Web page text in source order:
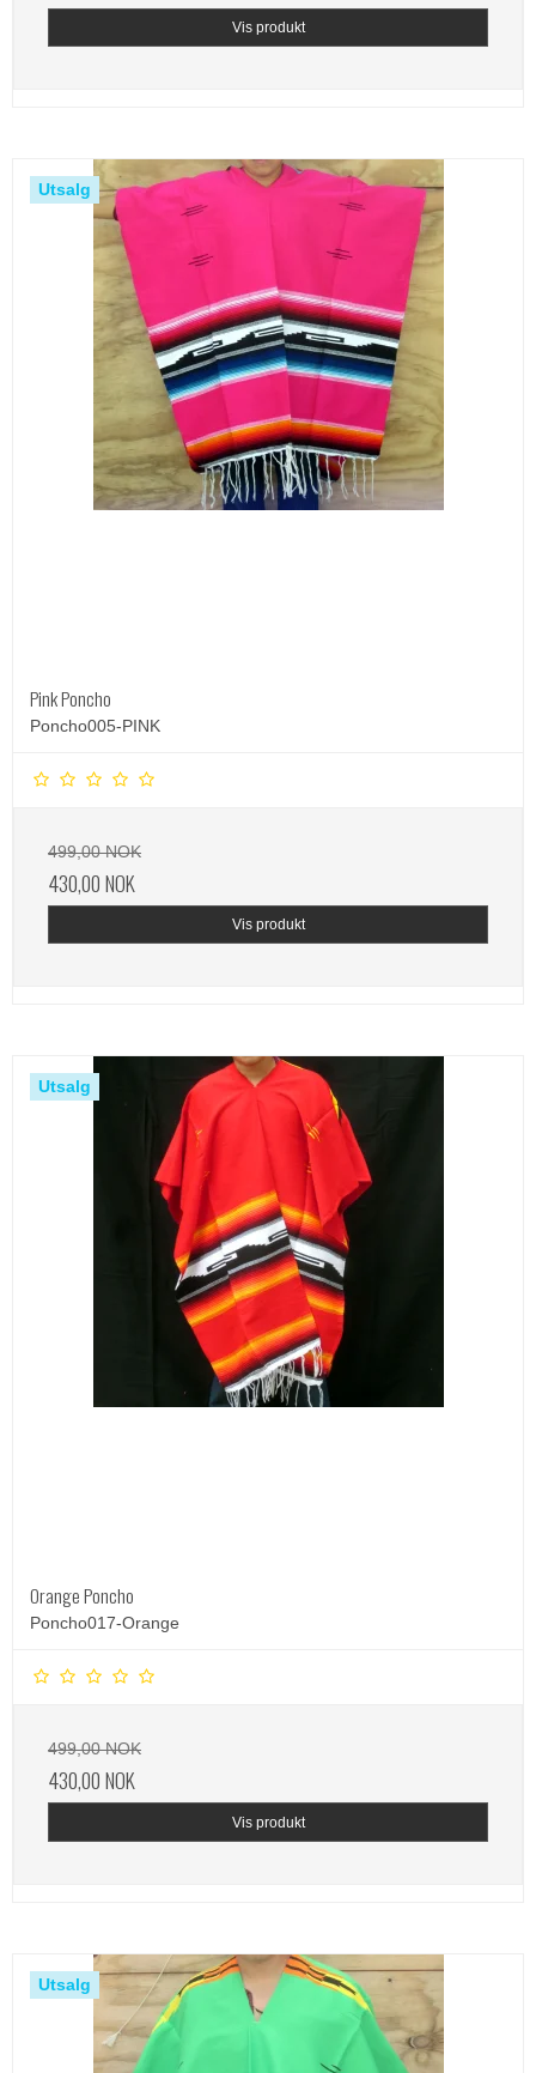
Vis produkt
Utsalg
Pink Poncho
Poncho005-PINK
499,00 NOK
430,00 NOK
Vis produkt
Utsalg
Orange Poncho
Poncho017-Orange
499,00 NOK
430,00 NOK
Vis produkt
Utsalg